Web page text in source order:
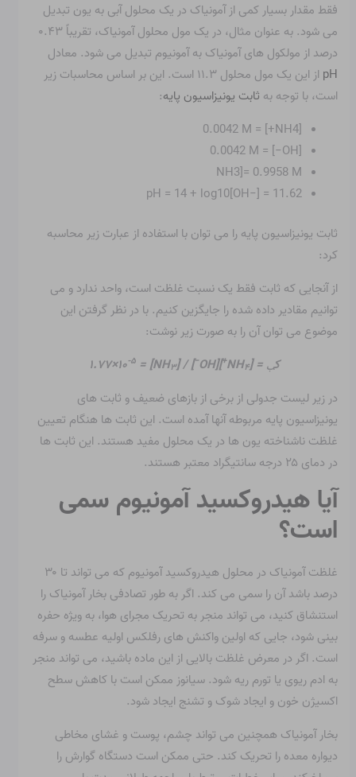
فقط مقدار بسیار کمی از آمونیاک در یک محلول آبی به یون تبدیل
می شود. به عنوان مثال، در یک مول محلول آمونیاک، تقریباً ۰.۴۳
درصد از مولکول های آمونیاک به آمونیوم تبدیل می شود. معادل
pH
از این یک مول محلول ۱۱.۳ است. این بر اساس محاسبات زیر
است، با توجه به ثابت یونیزاسیون پایه:
[NH4+] = 0.0042 M
[OH−] = 0.0042 M
NH3]= 0.9958 M
pH = 14 + log10[OH−] = 11.62
ثابت یونیزاسیون پایه را می توان با استفاده از عبارت زیر محاسبه
کرد:
از آنجایی که ثابت فقط یک نسبت غلظت است، واحد ندارد و می
توانیم مقادیر داده شده را جایگزین کنیم. با در نظر گرفتن این
موضوع می توان آن را به صورت زیر نوشت:
کب = [NH۴ +
][OH
−
] / [NH۳ ] = ۱.۷۷×۱۰-۵
در زیر لیست جدولی از برخی از بازهای ضعیف و ثابت های
یونیزاسیون پایه مربوطه آنها آمده است. این ثابت ها هنگام تعیین
غلظت ناشناخته یون ها در یک محلول مفید هستند. این ثابت ها
در دمای ۲۵ درجه سانتیگراد معتبر هستند.
آیا هیدروکسید آمونیوم سمی
است؟
غلظت آمونیاک در محلول هیدروکسید آمونیوم که می تواند تا ۳۰
درصد باشد آن را سمی می کند. اگر به طور تصادفی بخار آمونیاک را
استنشاق کنید، می تواند منجر به تحریک مجرای هوا، به ویژه حفره
بینی شود، جایی که اولین واکنش های رفلکس اولیه عطسه و سرفه
است. اگر در معرض غلظت بالایی از این ماده باشید، می تواند منجر
به ادم ریوی یا تورم ریه شود. سیانوز ممکن است با کاهش سطح
اکسیژن خون و ایجاد شوک و تشنج ایجاد شود.
بخار آمونیاک همچنین می تواند چشم، پوست و غشای مخاطی
دیواره معده را تحریک کند. حتی ممکن است دستگاه گوارش را